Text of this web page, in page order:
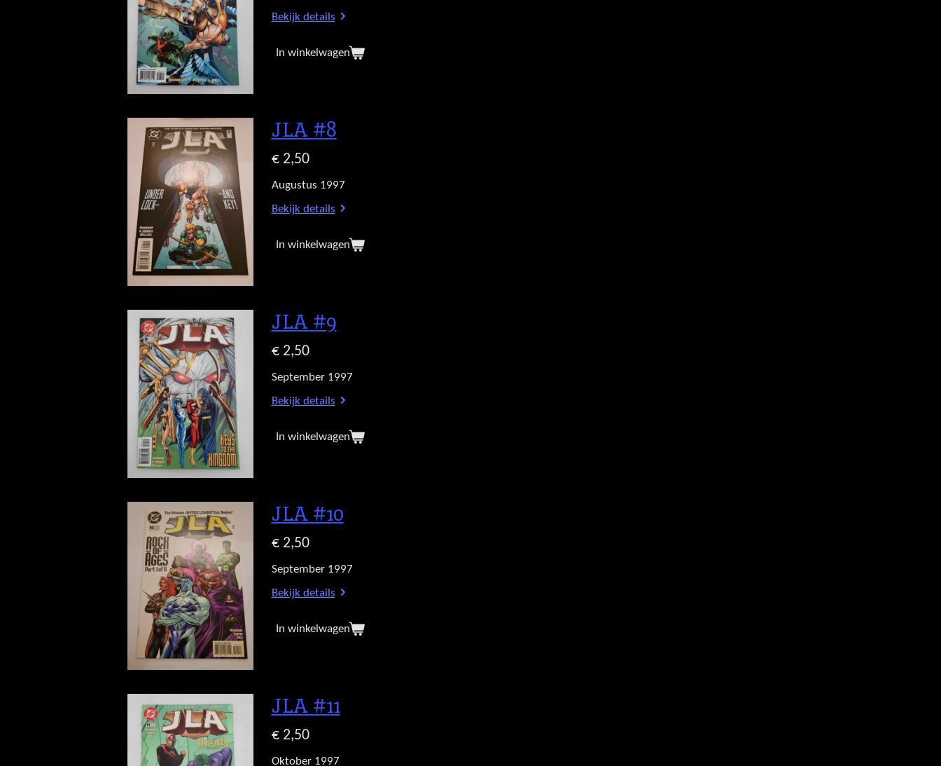
Bekijk details
In winkelwagen
JLA #8
€ 2,50
Augustus 1997
Bekijk details
In winkelwagen
JLA #9
€ 2,50
September 1997
Bekijk details
In winkelwagen
JLA #10
€ 2,50
September 1997
Bekijk details
In winkelwagen
JLA #11
€ 2,50
Oktober 1997